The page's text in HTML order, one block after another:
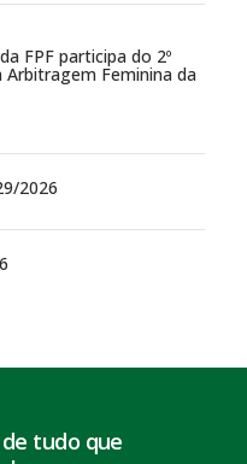
FPF participa do 2º
Arbitragem Feminina da
2026
tudo que